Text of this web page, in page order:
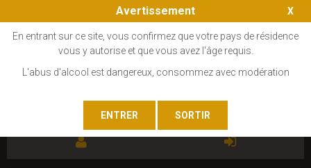
Avertissement
En entrant sur ce site, vous confirmez que votre pays de résidence
vous y autorise et que vous avez l'âge requis.
L'abus d'alcool est dangereux, consommez avec modération